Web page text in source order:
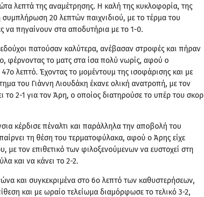
λεπτά της αναμέτρησης. Η καλή της κυκλοφορία, της
20 λεπτών παιχνιδιού, με το τέρμα του
να πηγαίνουν στα αποδυτήρια με το 1-0.
πατούσαν καλύτερα, ανέβασαν στροφές και πήραν
φέρνοντας το ματς στα ίσα πολύ νωρίς, αφού ο
47ο λεπτό. Έχοντας το μομέντουμ της ισοφάρισης και με
του Γιάννη Λιουδάκη έκανε ολική ανατροπή, με τον
το 2-1 για τον Άρη, ο οποίος διατηρούσε το υπέρ του σκορ
κέρδισε πέναλτι και παράλληλα την αποβολή του
τη θέση του τερματοφύλακα, αφού ο Άρης είχε
με τον επιθετικό των φιλοξενούμενων να ευστοχεί στη
και να κάνει το 2-2.
και συγκεκριμένα στο 6ο λεπτό των καθυστερήσεων,
και με ωραίο τελείωμα διαμόρφωσε το τελικό 3-2,